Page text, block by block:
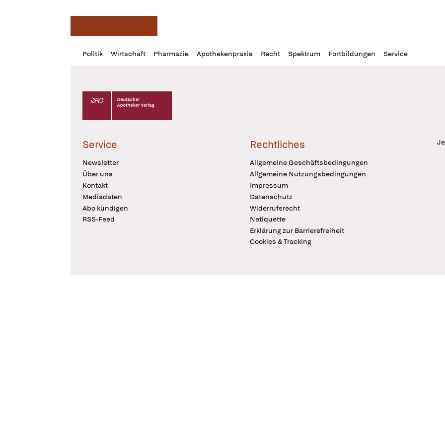
Politik Wirtschaft Pharmazie Apothekenpraxis Recht Spektrum Fortbildungen Service
Profil
öffnen
Daz
Pur
Deutscher Apotheker Verlag Logo
Service
Newsletter
Über uns
Kontakt
Mediadaten
Abo kündigen
RSS-Feed
Rechtliches
Allgemeine Geschäftsbedingungen
Allgemeine Nutzungsbedingungen
Impressum
Datenschutz
Widerrufsrecht
Netiquette
Erklärung zur Barrierefreiheit
Cookies & Tracking